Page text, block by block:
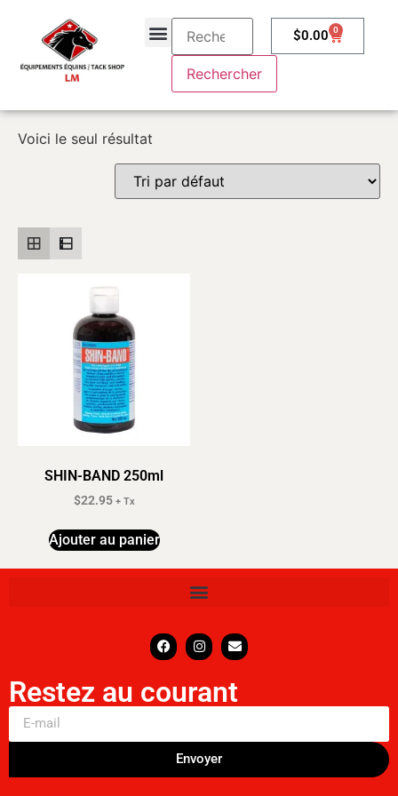
$0.00 0
Voici le seul résultat
SHIN-BAND 250ml
$22.95 + Tx
Ajouter au panier
Restez au courant
Envoyer